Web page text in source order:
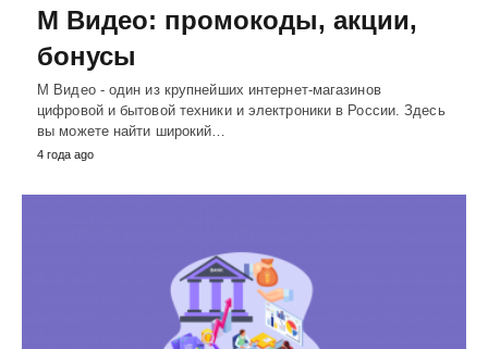
М Видео: промокоды, акции,
бонусы
М Видео - один из крупнейших интернет-магазинов
цифровой и бытовой техники и электроники в России. Здесь
вы можете найти широкий…
4 года ago